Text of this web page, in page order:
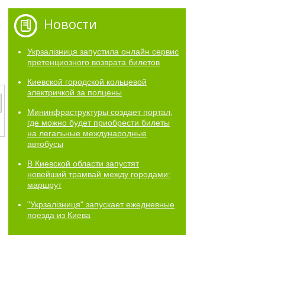
Новости
Укрзалізниця запустила онлайн сервис
претенциозного возврата билетов
Киевской городской кольцевой
электричкой за полцены
Мининфраструктуры создает портал,
где можно будет приобрести билеты
на легальные международные
автобусы
В Киевской области запустят
новейший трамвай между городами:
маршрут
"Укрзалізниця" запускает ежедневные
поезда из Киева